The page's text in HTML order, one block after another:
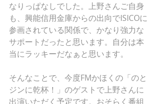
なりっぱなしでした。上野さんご自身
も、興能信用金庫からの出向でISICOに
参画されている関係で、かなり強力な
サポートだったと思います。自分は本
当にラッキーだなぁと思います。
そんなことで、今度FMかほくの「のと
ジンに乾杯！」のゲストで上野さんに
出演いただく予定です。おそらく番組